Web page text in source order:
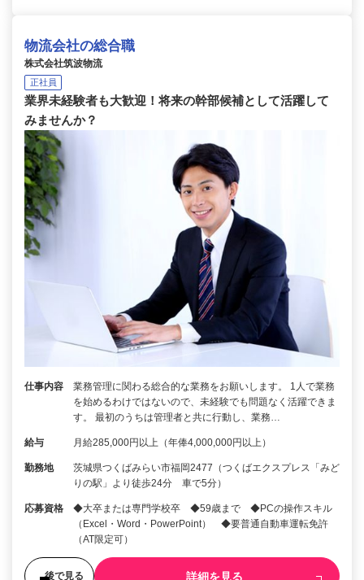
物流会社の総合職
株式会社筑波物流
正社員
業界未経験者も大歓迎！将来の幹部候補として活躍して
みませんか？
仕事内容
業務管理に関わる総合的な業務をお願いします。 1人で業務
を始めるわけではないので、未経験でも問題なく活躍できま
す。 最初のうちは管理者と共に行動し、業務…
給与 月給285,000円以上（年俸4,000,000円以上）
勤務地
茨城県つくばみらい市福岡2477（つくばエクスプレス「みど
りの駅」より徒歩24分 車で5分）
応募資格
◆大卒または専門学校卒 ◆59歳まで ◆PCの操作スキル
（Excel・Word・PowerPoint） ◆要普通自動車運転免許
（AT限定可）
後で見る 詳細を見る